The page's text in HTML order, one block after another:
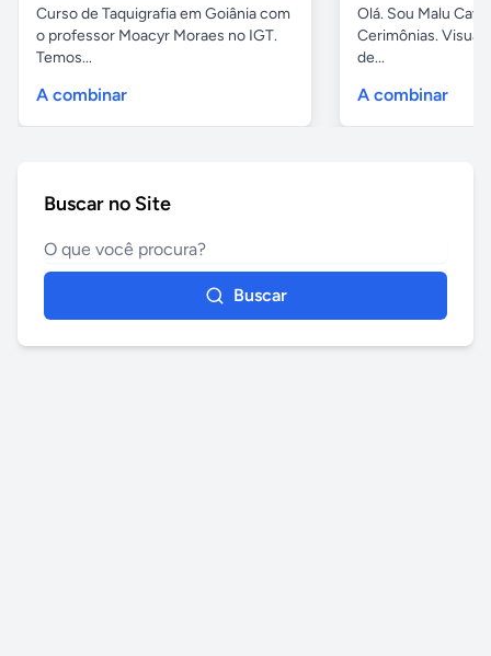
Curso de Taquigrafia em Goiânia com
o professor Moacyr Moraes no IGT.
Temos...
A combinar
Olá. Sou Malu
Cerimônias.
de...
A combinar
Buscar no Site
Buscar